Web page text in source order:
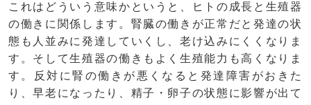
これはどういう意味かというと、ヒトの成長と生殖器
の働きに関係します。腎臓の働きが正常だと発達の状
態も人並みに発達していくし、老け込みにくくなりま
す。そして生殖器の働きもよく生殖能力も高くなりま
す。反対に腎の働きが悪くなると発達障害がおきた
り、早老になったり、精子・卵子の状態に影響が出て